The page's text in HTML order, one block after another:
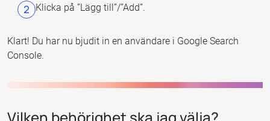
Klicka på ”Lägg till”/”Add”.
Klart! Du har nu bjudit in en användare i Google Search
Console.
Vilken behörighet ska jag välja?